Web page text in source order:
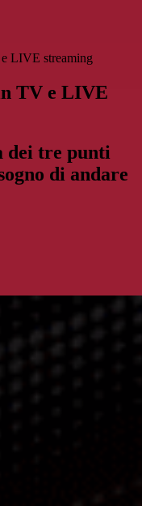
LIVE streaming
TV e LIVE
dei tre punti
di andare